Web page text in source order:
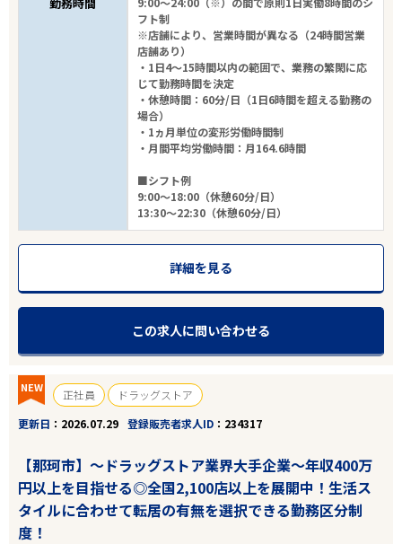
フト制
※店舗により、営業時間が異なる（24時間営業
店舗あり）
・1日4～15時間以内の範囲で、業務の繁閑に応
じて勤務時間を決定
・休憩時間：60分/日（1日6時間を超える勤務の
場合）
・1ヵ月単位の変形労働時間制
・月間平均労働時間：月164.6時間
■シフト例
9:00～18:00（休憩60分/日）
13:30～22:30（休憩60分/日）
詳細を見る
この求人に問い合わせる
NEW 正社員
ドラッグストア
更新日
2026.07.29 登録販売者求人ID 234317
【那珂市】～ドラッグストア業界大手企業～年収400万
円以上を目指せる◎全国2,100店以上を展開中！生活ス
タイルに合わせて転居の有無を選択できる勤務区分制
度！